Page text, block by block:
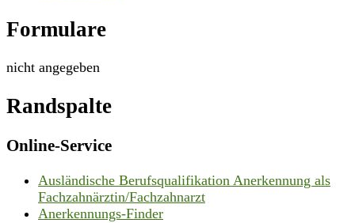
Formulare
nicht angegeben
Randspalte
Online-Service
Ausländische Berufsqualifikation Anerkennung als
Fachzahnärztin/Fachzahnarzt
Anerkennungs-Finder